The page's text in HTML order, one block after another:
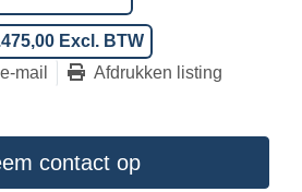
Excl. BTW
mail Afdrukken listing
contact op